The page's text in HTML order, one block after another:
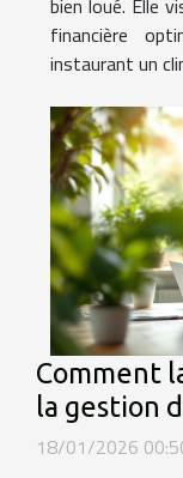
financière
instaurant un
Comment
la gestion
18/01/2026